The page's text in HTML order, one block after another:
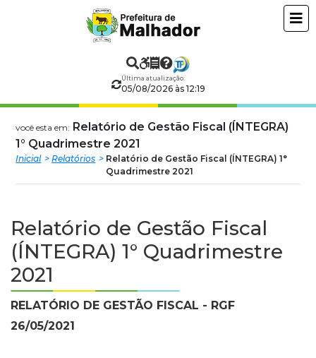
Prefeitura
Municipal
Malhador
Última atualização:
05/08/2026 às 12:19
você esta em: Relatório de Gestão Fiscal (ÍNTEGRA)
1° Quadrimestre 2021
Inicial Relatórios
Relatório de Gestão Fiscal (ÍNTEGRA) 1°
Quadrimestre 2021
Relatório de Gestão Fiscal
(ÍNTEGRA) 1° Quadrimestre
2021
RELATÓRIO DE GESTÃO FISCAL - RGF
26/05/2021